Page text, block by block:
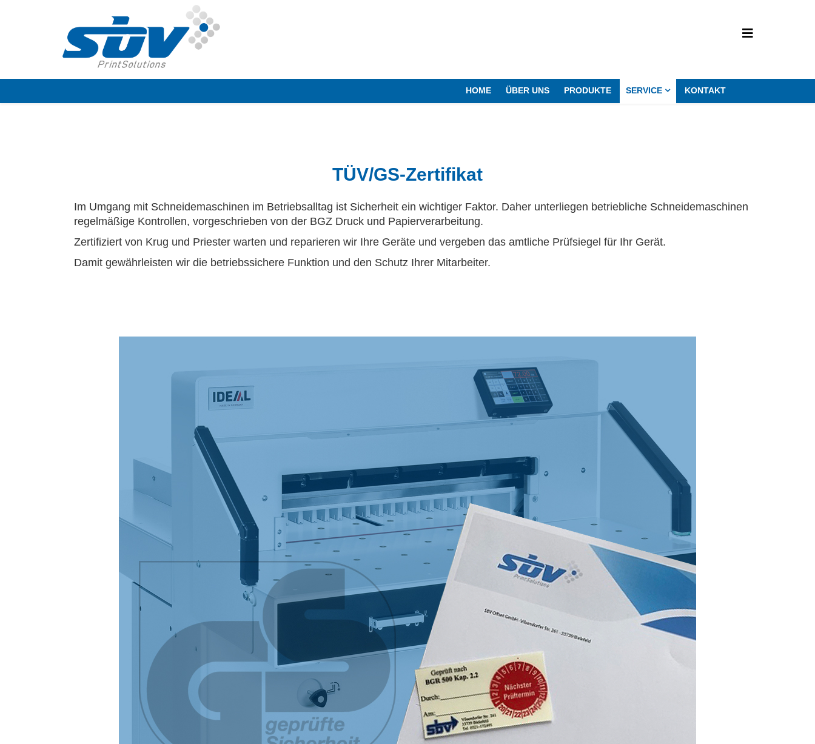
HOME ÜBER UNS PRODUKTE SERVICE KONTAKT
TÜV/GS-Zertifikat
Im Umgang mit Schneidemaschinen im Betriebsalltag ist Sicherheit ein wichtiger Faktor. Daher unterliegen betriebliche Schneidemaschinen
regelmäßige Kontrollen, vorgeschrieben von der BGZ Druck und Papierverarbeitung.
Zertifiziert von Krug und Priester warten und reparieren wir Ihre Geräte und vergeben das amtliche Prüfsiegel für Ihr Gerät.
Damit gewährleisten wir die betriebssichere Funktion und den Schutz Ihrer Mitarbeiter.